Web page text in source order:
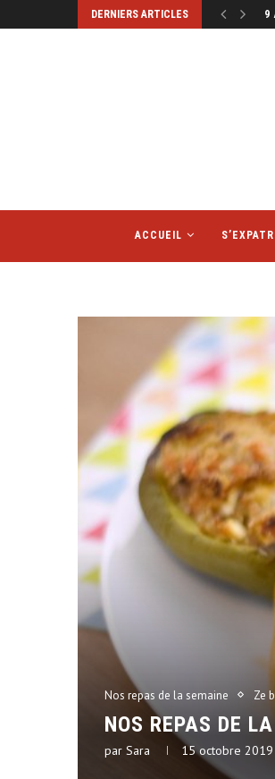
DERNIERS ARTICLES 9
ACCUEIL
Nos repas de la semaine Ze
NOS REPAS DE
par Sara 15 octobre 2019